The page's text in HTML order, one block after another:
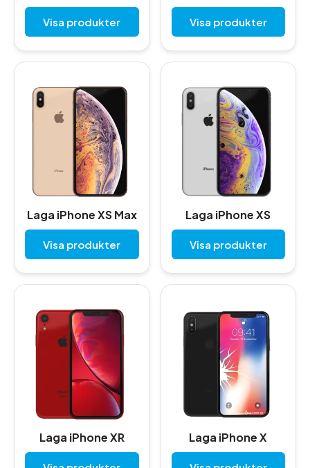
Visa produkter Visa produkter
Laga iPhone XS Max
Visa produkter
Laga iPhone XS
Visa produkter
Laga iPhone XR Laga iPhone X